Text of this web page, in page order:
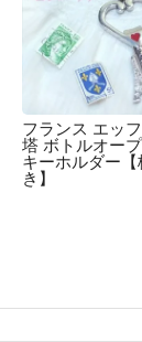
フランス エッ
塔 ボトルオー
キーホルダー【
き】